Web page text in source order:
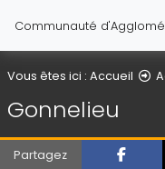
Communauté
Vous êtes ici : Accueil
Gonnelieu
Partagez